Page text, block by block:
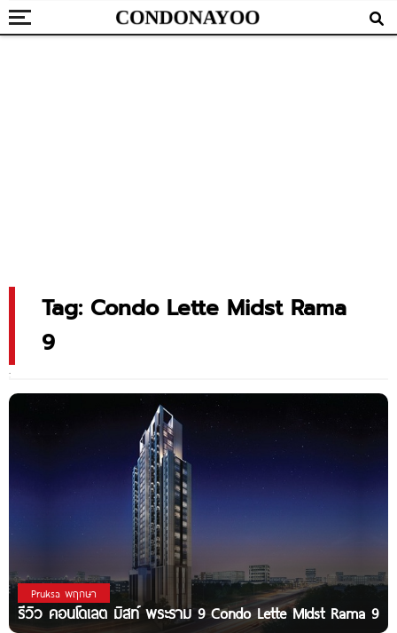
Tag: Condo Lette Midst Rama
9
Pruksa พฤกษา
รีวิว คอนโดเลต มิสท์ พระราม 9 Condo Lette Midst Rama 9